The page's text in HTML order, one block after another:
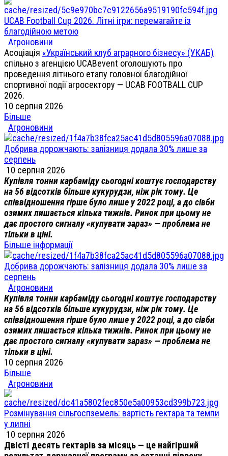
UCAB Football Cup 2026. Літні ігри: перемагайте із
благодійною метою
Агроновини
Асоціація «Український клуб аграрного бізнесу» (УКАБ)
спільно з агенцією UCABevent оголошують про
проведення літнього етапу головної благодійної
спортивної події агросектору — UCAB FOOTBALL CUP
2026.
10 серпня 2026
Більше
Агроновини
Добрива дорожчають: залізниця додала 30% лише за
серпень
10 серпня 2026
Купівля тонни карбаміду сьогодні коштує господарству
на 56 відсотків більше кукурудзи, ніж рік тому. Це
співвідношення гірше було лише у 2022 році, а до сівби
озимих лишається кілька тижнів. Ринок при цьому не
дає простого сигналу «купувати зараз» — проблема не
тільки в ціні.
Більше інформації
Добрива дорожчають: залізниця додала 30% лише за
серпень
Агроновини
Купівля тонни карбаміду сьогодні коштує господарству
на 56 відсотків більше кукурудзи, ніж рік тому. Це
співвідношення гірше було лише у 2022 році, а до сівби
озимих лишається кілька тижнів. Ринок при цьому не
дає простого сигналу «купувати зараз» — проблема не
тільки в ціні.
10 серпня 2026
Більше
Агроновини
Розмінування сільгоспземель: вартість гектара та темпи
у липні
10 серпня 2026
Двісті десять гектарів за місяць — це найгірший